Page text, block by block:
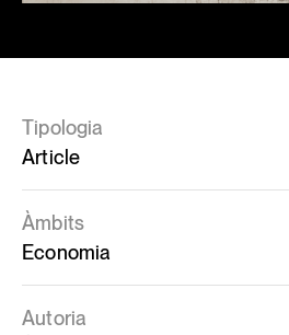
Tipologia
Article
Àmbits
Economia
Autoria